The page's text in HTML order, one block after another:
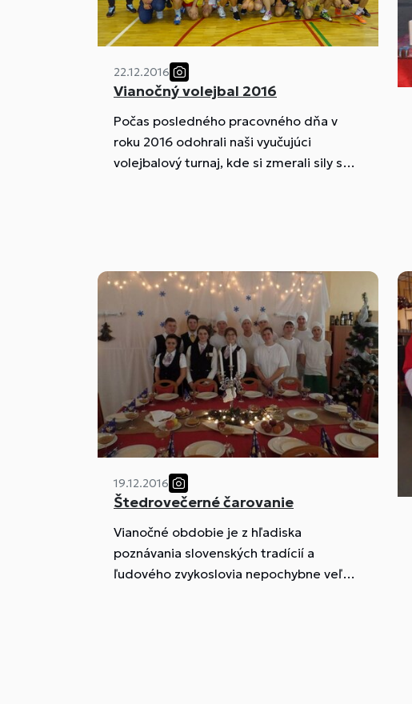
22.12.2016
Vianočný volejbal 2016
Počas posledného pracovného dňa v
roku 2016 odohrali naši vyučujúci
volejbalový turnaj, kde si zmerali sily s
19.12.2016
Štedrovečerné čarovanie
Vianočné obdobie je z hľadiska
poznávania slovenských tradícií a
ľudového zvykoslovia nepochybne veľmi